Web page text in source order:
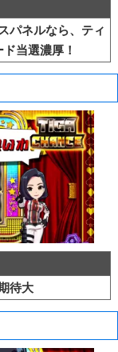
パネルなら、ティ
当選濃厚！
待大